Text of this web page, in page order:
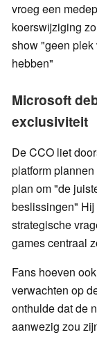
vroeg een
koerswijziging
show "geen plek
hebben"
Microsoft
exclusiviteit
De CCO liet
platform
plan om "de
beslissingen"
strategische
games centraal
Fans hoeven
verwachten op
onthulde dat de
aanwezig zou